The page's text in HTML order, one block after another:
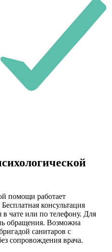
помощи работает
консультация
в чате или по телефону. Для
обращения. Возможна
санитаров с
сопровождения врача.